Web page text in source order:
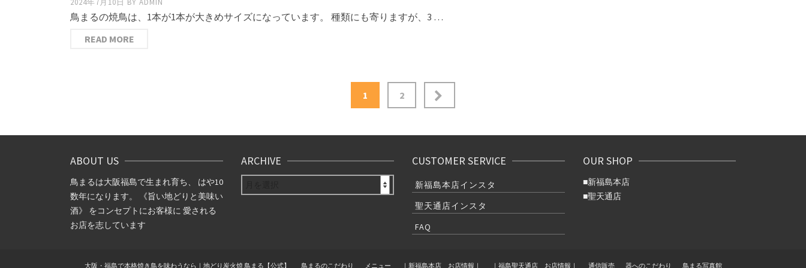
2024年7月10日 BY ADMIN
鳥まるの焼鳥は、1本が1本が大きめサイズになっています。 種類にも寄りますが、3 …
READ MORE
ナ
ビ
ゲ
ー
シ
ョ
1 2
ABOUT US
鳥まるは大阪福島で生まれ育ち、 はや10
数年になります。 《旨い地どりと美味い
酒》 をコンセプトにお客様に 愛される
お店を志しています
ARCHIVE CUSTOMER SERVICE
新福島本店インスタ
聖天通店インスタ
FAQ
OUR SHOP
■新福島本店
■聖天通店
大阪・福島で本格焼き鳥を味わうなら｜地どり炭火焼 鳥まる【公式】 鳥まるのこだわり メニュー ｜新福島本店 お店情報｜ ｜福島聖天通店 お店情報｜ 通信販売 器へのこだわり 鳥まる写真館